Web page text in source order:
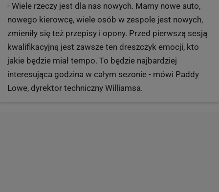
- Wiele rzeczy jest dla nas nowych. Mamy nowe auto,
nowego kierowcę, wiele osób w zespole jest nowych,
zmieniły się też przepisy i opony. Przed pierwszą sesją
kwalifikacyjną jest zawsze ten dreszczyk emocji, kto
jakie będzie miał tempo. To będzie najbardziej
interesująca godzina w całym sezonie - mówi Paddy
Lowe, dyrektor techniczny Williamsa.